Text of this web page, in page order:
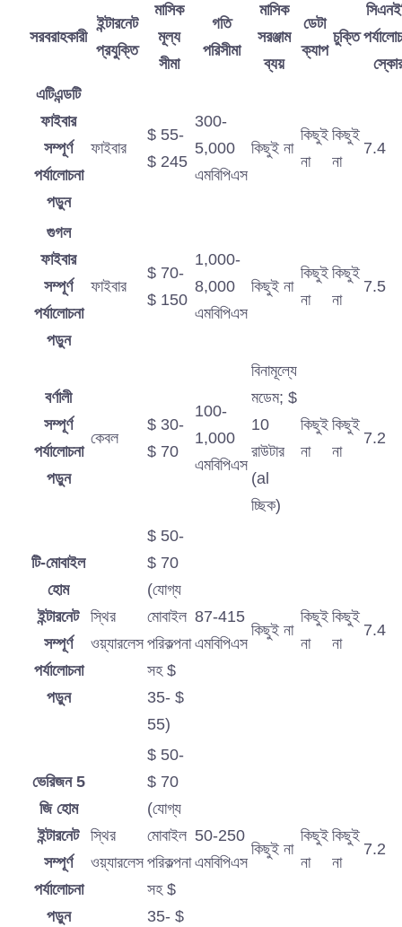
সরবরাহকারী
ইন্টারনেট
প্রযুক্তি
মাসিক
মূল্য
সীমা
গতি
পরিসীমা
মাসিক
সরঞ্জাম
ব্যয়
ডেটা
ক্যাপ
চুক্তি
এটিএন্ডটি
ফাইবার
সম্পূর্ণ
পর্যালোচনা
পড়ুন
ফাইবার
$ 55-
$ 245
300-
5,000
এমবিপিএস
কিছুই না
কিছুই
না
কিছুই
না
7.4
গুগল
ফাইবার
সম্পূর্ণ
পর্যালোচনা
পড়ুন
ফাইবার
$ 70-
$ 150
1,000-
8,000
এমবিপিএস
কিছুই না
কিছুই
না
কিছুই
না
7.5
বর্ণালী
সম্পূর্ণ
পর্যালোচনা
পড়ুন
কেবল
$ 30-
$ 70
100-
1,000
এমবিপিএস
বিনামূল্যে
মডেম; $
10
রাউটার
(al
চ্ছিক)
কিছুই
না
কিছুই
না
7.2
টি-মোবাইল
হোম
ইন্টারনেট
সম্পূর্ণ
পর্যালোচনা
পড়ুন
স্থির
ওয়্যারলেস
$ 50-
$ 70
(যোগ্য
মোবাইল
পরিকল্পনা
সহ $
35- $
55)
87-415
এমবিপিএস
কিছুই না
কিছুই
না
কিছুই
না
7.4
ভেরিজন 5
জি হোম
ইন্টারনেট
সম্পূর্ণ
পর্যালোচনা
পড়ুন
স্থির
ওয়্যারলেস
$ 50-
$ 70
(যোগ্য
মোবাইল
পরিকল্পনা
সহ $
35- $
50-250
এমবিপিএস
কিছুই না
কিছুই
না
কিছুই
না
7.2